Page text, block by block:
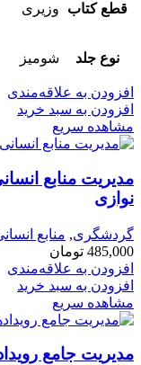
قطع کتاب وزیری
نوع جلد شومیز
افزودن به علاقه‌مندی
افزودن به سبد خرید
مشاهده سریع
مدیریت منابع
نوازی
گردشگری, منابع
485,000 تومان
افزودن به علاقه‌مندی
افزودن به سبد خرید
مشاهده سریع
مدیریت جامع